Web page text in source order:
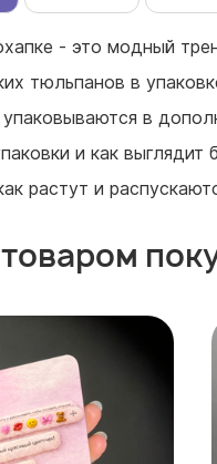
- это модный
тюльпанов в
в
и как
растут и